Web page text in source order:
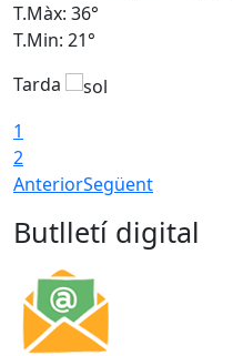
T.Màx: 36°
T.Min: 21°
Tarda
1
2
AnteriorSegüent
Butlletí digital